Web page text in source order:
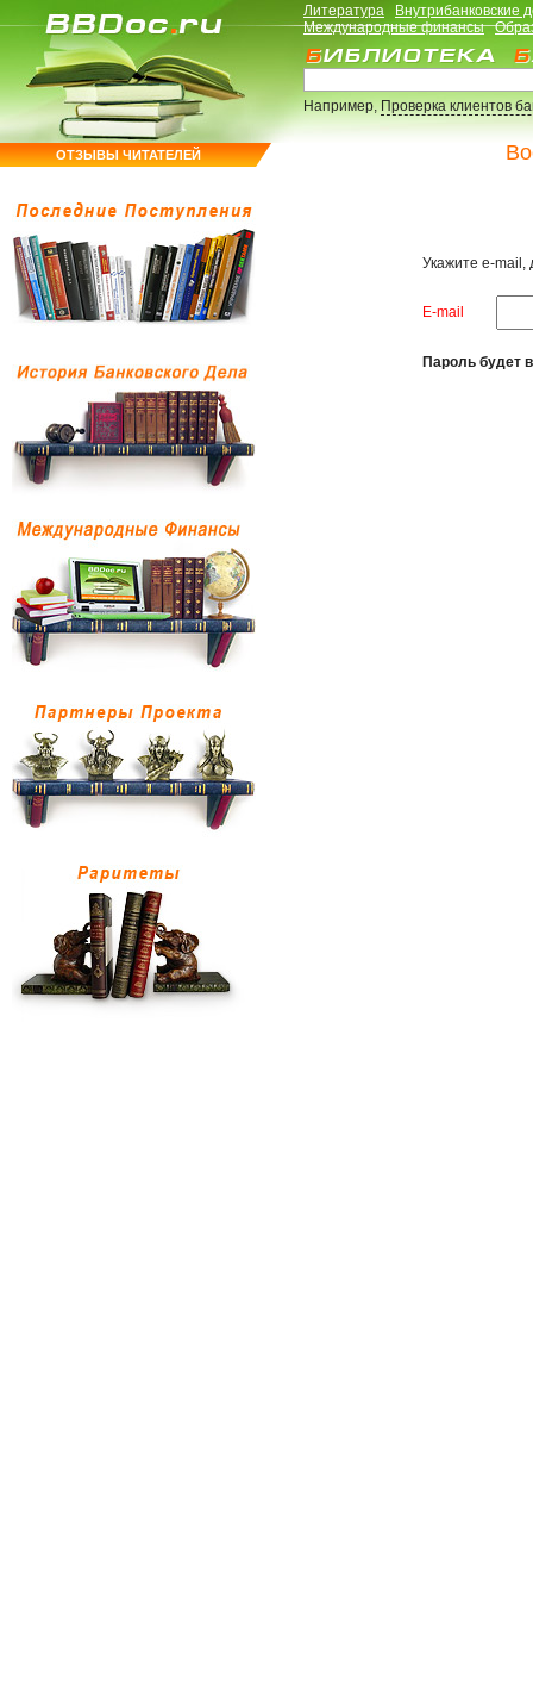
ОТЗЫВЫ ЧИТАТЕЛЕЙ
Литература
Внутрибанковские
Международные финансы
Например,Проверка клиентов
Укажите e-mail,
E-mail
Пароль будет